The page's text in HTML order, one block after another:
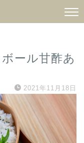
ール甘酢あ
2021年11月18日